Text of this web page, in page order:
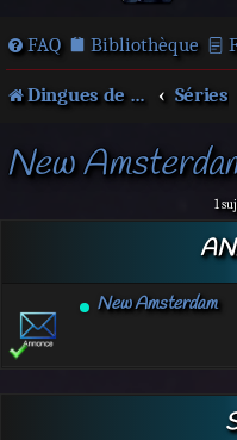
FAQ Bibliothèque
Dingues de séries télé ! Séries
New
1
New Amsterdam